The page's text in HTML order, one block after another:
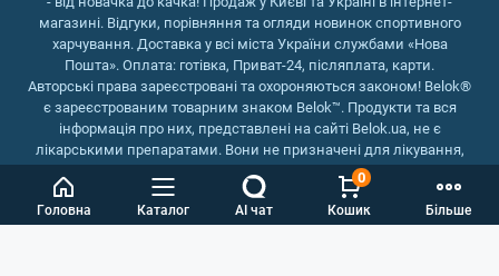
Головна Каталог AI чат Кошик
0
Більше
магазині. Відгуки, порівняння та огляди новинок спортивного
харчування. Доставка у всі міста України службами «Нова
Пошта». Оплата: готівка, Приват-24, післяплата, карти.
Авторські права зареєстровані та охороняються законом! Belok®
є зареєстрованим товарним знаком Belok™. Продукти та вся
інформація про них, представлені на сайті Belok.ua, не є
лікарськими препаратами. Вони не призначені для лікування,
зняття симптомів та запобігання хворобам.
Інтернет магазин Belok.ua
Інтернет магазин спортивного
харчування